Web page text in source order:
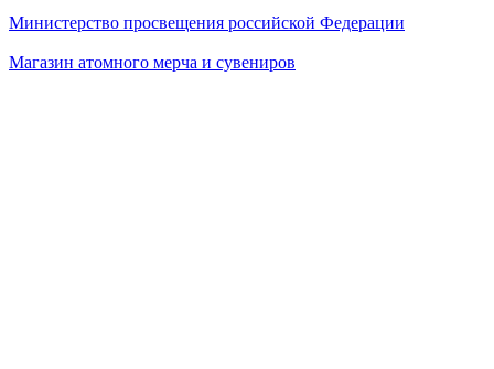
Министерство просвещения российской Федерации
Магазин атомного мерча и сувениров